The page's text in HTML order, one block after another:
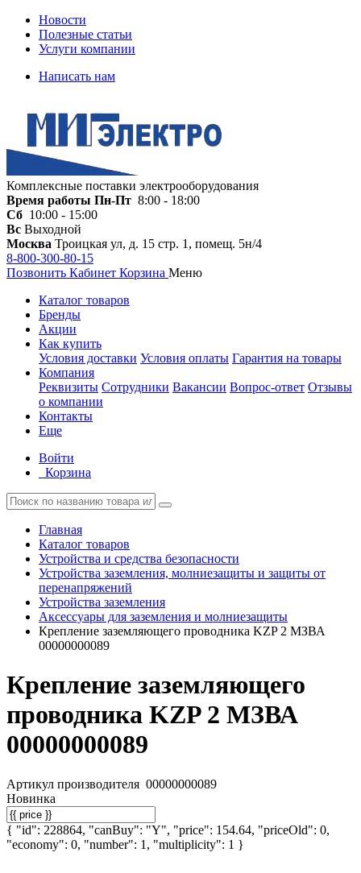
Новости
Полезные статьи
Услуги компании
Написать нам
Комплексные поставки электрооборудования
Время работы Пн-Пт 8:00 - 18:00
Сб 10:00 - 15:00
Вс Выходной
Москва Троицкая ул, д. 15 стр. 1, помещ. 5н/4
8-800-300-80-15
Позвонить Кабинет Корзина Меню
Каталог товаров
Бренды
Акции
Как купить
Условия доставки Условия оплаты Гарантия на товары
Компания
Реквизиты Сотрудники Вакансии Вопрос-ответ Отзывы
о компании
Контакты
Еще
Войти
Корзина
Главная
Каталог товаров
Устройства и средства безопасности
Устройства заземления, молниезащиты и защиты от
перенапряжений
Устройства заземления
Аксессуары для заземления и молниезащиты
Крепление заземляющего проводника KZP 2 МЗВА
00000000089
Крепление заземляющего
проводника KZP 2 МЗВА
00000000089
Артикул производителя 00000000089
Новинка
{ "id": 228864, "canBuy": "Y", "price": 154.64, "priceOld": 0,
"economy": 0, "number": 1, "multiplicity": 1 }